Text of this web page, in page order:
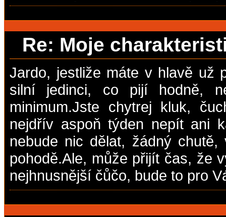
Re: Moje
Jardo, jestliže máte v hlavě už
silní jedinci, co pijí hodně,
minimum.Jste chytrej kluk,
nejdřív aspoň týden nepít ani
nebude nic dělat, žádný
pohodě.Ale, může přijít čas, že
nejhnusnější čůčo, bude to pro